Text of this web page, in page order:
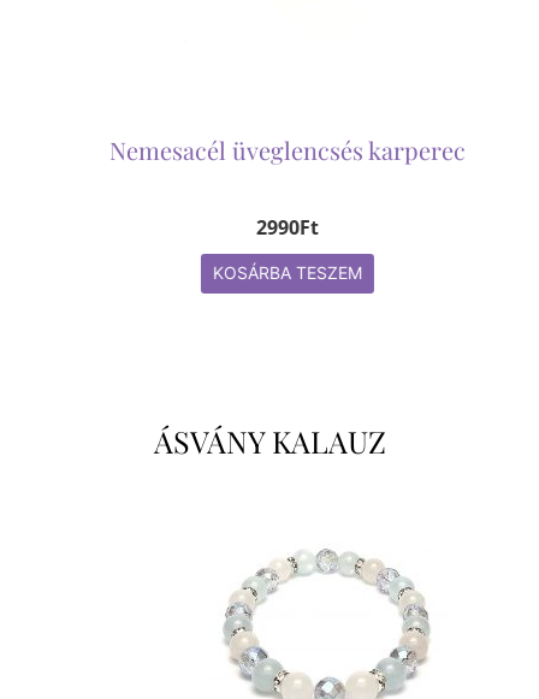
Nemesacél üveglencsés karperec
2990Ft
KOSÁRBA TESZEM
ÁSVÁNY KALAUZ